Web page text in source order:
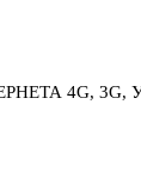
4G, 3G,